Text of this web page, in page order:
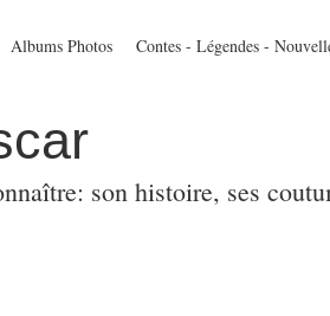
son histoire, ses
Albums Photos Contes - Légendes -